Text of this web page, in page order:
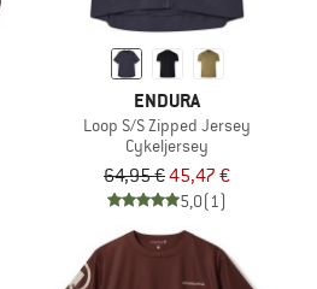
ENDURA
Loop S/S Zipped Jersey
Cykeljersey
64,95 €45,47 €
5,0(1)